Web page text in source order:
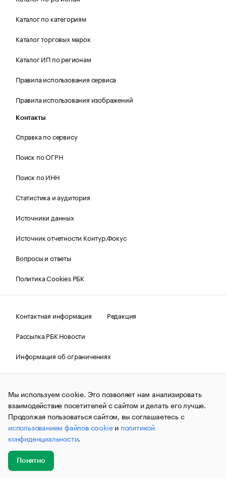
Каталог по категориям
Каталог торговых марок
Каталог ИП по регионам
Правила использования сервиса
Правила использования изображений
Контакты
Справка по сервису
Поиск по ОГРН
Поиск по ИНН
Статистика и аудитория
Источники данных
Источник отчетности Контур.Фокус
Вопросы и ответы
Политика Cookies РБК
Контактная информация
Редакция
Рассылка РБК Новости
Информация об ограничениях
Правовая информация
О соблюдении авторских прав
© АО «РОСБИЗНЕСКОНСАЛТИНГ»,1995–2026.Сообщения
и материалы информационного агентства «РБК»
(зарегистрировано Федеральной службой по надзору в сфере
связи, информационных технологий и массовых
коммуникаций (Роскомнадзор) 09.12.2015 за номером ИА
№ФС77-63848) сопровождаются пометкой «РБК». Отдельные
публикации могут содержать информацию,
не предназначенную для пользователей
до 18 лет.
Мы используем cookie. Это позволяет нам анализировать
взаимодействие посетителей с сайтом и делать его лучше.
Продолжая пользоваться сайтом, вы соглашаетесь с
использованием файлов cookieи политикой
конфиденциальности.
Понятно